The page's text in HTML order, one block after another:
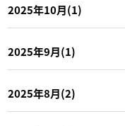
2025年10月(1)
2025年9月(1)
2025年8月(2)